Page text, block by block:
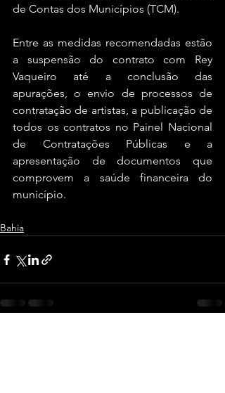
de Contas dos Municípios (TCM).
Entre as medidas recomendadas estão
a suspensão do contrato com Rey
Vaqueiro até a conclusão das
apurações, o envio de processos de
contratação de artistas, a publicação de
todos os contratos no Painel Nacional
de Contratações Públicas e a
apresentação de documentos que
comprovem a saúde financeira do
município.
Bahia